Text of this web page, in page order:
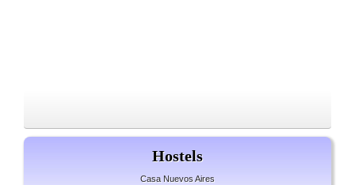
Hostels
Casa Nuevos Aires